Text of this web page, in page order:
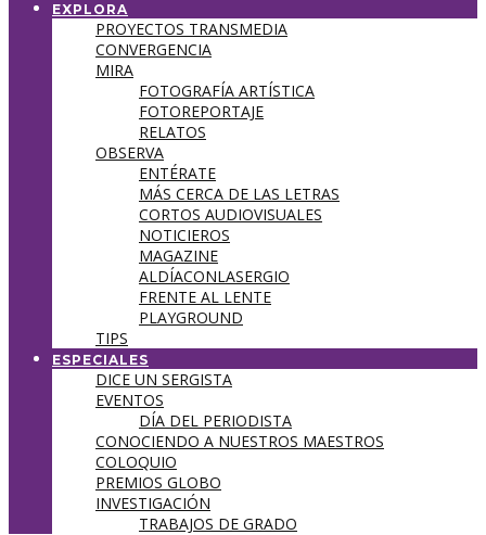
EXPLORA
PROYECTOS TRANSMEDIA
CONVERGENCIA
MIRA
FOTOGRAFÍA ARTÍSTICA
FOTOREPORTAJE
RELATOS
OBSERVA
ENTÉRATE
MÁS CERCA DE LAS LETRAS
CORTOS AUDIOVISUALES
NOTICIEROS
MAGAZINE
ALDÍACONLASERGIO
FRENTE AL LENTE
PLAYGROUND
TIPS
ESPECIALES
DICE UN SERGISTA
EVENTOS
DÍA DEL PERIODISTA
CONOCIENDO A NUESTROS MAESTROS
COLOQUIO
PREMIOS GLOBO
INVESTIGACIÓN
TRABAJOS DE GRADO